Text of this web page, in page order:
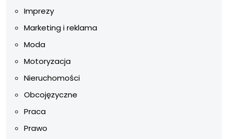
Imprezy
Marketing i reklama
Moda
Motoryzacja
Nieruchomości
Obcojęzyczne
Praca
Prawo